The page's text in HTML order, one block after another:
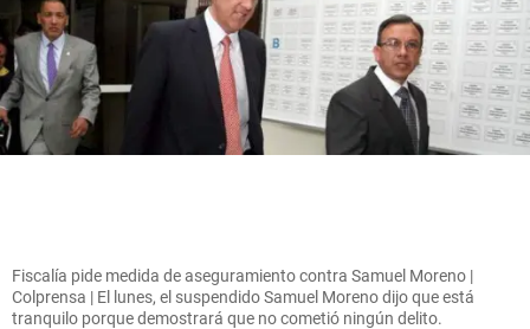
Fiscalía pide medida de aseguramiento contra Samuel Moreno |
Colprensa | El lunes, el suspendido Samuel Moreno dijo que está
tranquilo porque demostrará que no cometió ningún delito.